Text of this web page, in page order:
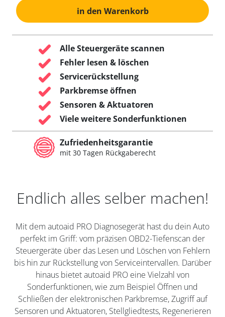
in den Warenkorb
Alle Steuergeräte scannen
Fehler lesen & löschen
Servicerückstellung
Parkbremse öffnen
Sensoren & Aktuatoren
Viele weitere Sonderfunktionen
Zufriedenheitsgarantie
mit 30 Tagen Rückgaberecht
Endlich alles selber machen!
Mit dem autoaid PRO Diagnosegerät hast du dein Auto
perfekt im Griff: vom präzisen OBD2-Tiefenscan der
Steuergeräte über das Lesen und Löschen von Fehlern
bis hin zur Rückstellung von Serviceintervallen. Darüber
hinaus bietet autoaid PRO eine Vielzahl von
Sonderfunktionen, wie zum Beispiel Öffnen und
Schließen der elektronischen Parkbremse, Zugriff auf
Sensoren und Aktuatoren, Stellgliedtests, Regenerieren